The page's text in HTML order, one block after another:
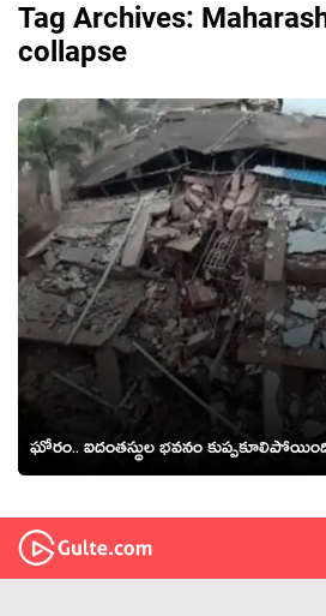
Tag Archives:
collapse
ఘోరం.. ఐదంత‌స్థుల భ‌వ‌నం